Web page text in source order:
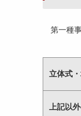
第一種事
立体式
上記以